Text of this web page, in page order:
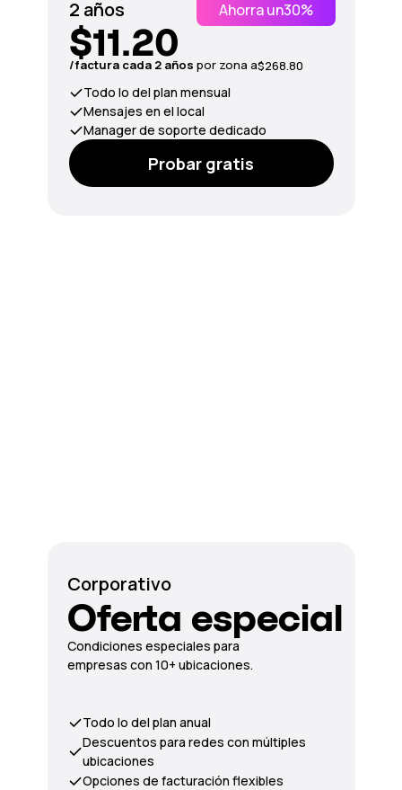
2 años Ahorra un30%
$11.20
/factura cada 2 años por zona a$268.80
Todo lo del plan mensual
Mensajes en el local
Manager de soporte dedicado
Probar gratis
Corporativo
Oferta especial
Condiciones especiales para
empresas con 10+ ubicaciones.
Todo lo del plan anual
Descuentos para redes con múltiples
ubicaciones
Opciones de facturación flexibles